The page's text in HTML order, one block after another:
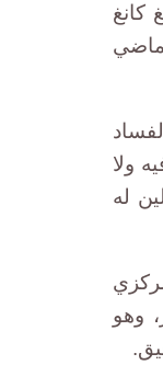
كانغ
ولا
له
600 مليار دولار، وهو